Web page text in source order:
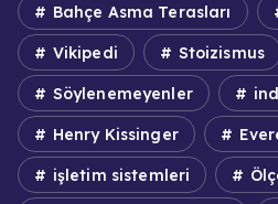
Bahçe Asma Terasları
Vikipedi Stoizismus
Söylenemeyenler
Henry Kissinger
işletim sistemleri